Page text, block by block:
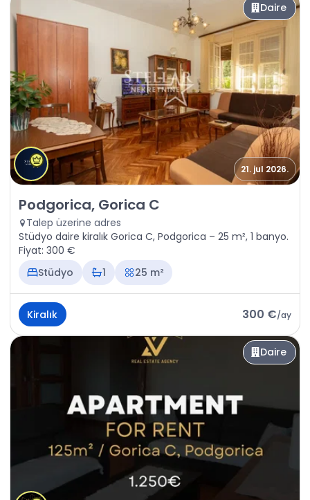
Daire
21. jul 2026.
Kiralık - Daire Podgorica, Gorica C
Podgorica, Gorica C
Talep üzerine adres
Stüdyo daire kiralık Gorica C, Podgorica – 25 m², 1 banyo.
Fiyat: 300 €
Stüdyo
1 25 m²
Kiralık 300 €/ay
Daire